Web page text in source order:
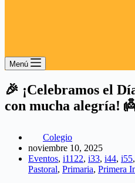
Menú
🎉 ¡Celebramos el
con mucha alegría!
Colegio
noviembre 10, 2025
Eventos, i1122, i33, i44, i55,
Pastoral, Primaria, Primera